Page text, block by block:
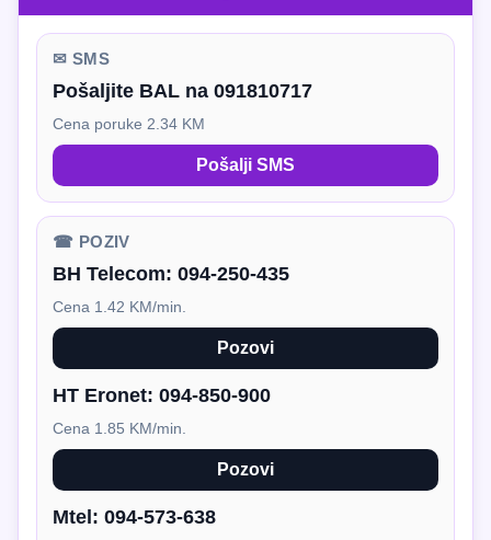
✉ SMS
Pošaljite BAL na 091810717
Cena poruke 2.34 KM
Pošalji SMS
☎ POZIV
BH Telecom: 094-250-435
Cena 1.42 KM/min.
Pozovi
HT Eronet: 094-850-900
Cena 1.85 KM/min.
Pozovi
Mtel: 094-573-638